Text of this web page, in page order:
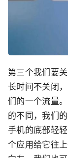
第三个我们要
长时间不关闭
们的一个流量
的不同，我们
手机的底部轻
个应用给它往